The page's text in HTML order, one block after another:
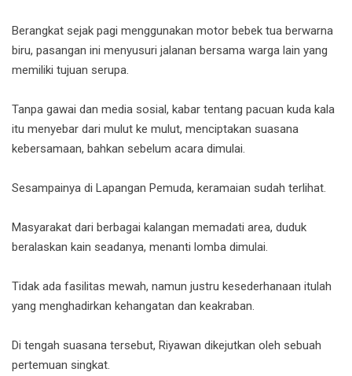
Berangkat sejak pagi menggunakan motor bebek tua berwarna
biru, pasangan ini menyusuri jalanan bersama warga lain yang
memiliki tujuan serupa.
Tanpa gawai dan media sosial, kabar tentang pacuan kuda kala
itu menyebar dari mulut ke mulut, menciptakan suasana
kebersamaan, bahkan sebelum acara dimulai.
Sesampainya di Lapangan Pemuda, keramaian sudah terlihat.
Masyarakat dari berbagai kalangan memadati area, duduk
beralaskan kain seadanya, menanti lomba dimulai.
Tidak ada fasilitas mewah, namun justru kesederhanaan itulah
yang menghadirkan kehangatan dan keakraban.
Di tengah suasana tersebut, Riyawan dikejutkan oleh sebuah
pertemuan singkat.